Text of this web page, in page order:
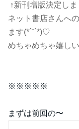
↑新刊増版決定しま
ネット書店さんへ
ます(*´˘`*)♡
めちゃめちゃ嬉しい
※※※※※
まずは前回の〜